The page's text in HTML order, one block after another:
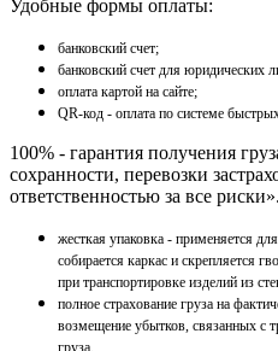
Удобные формы оплаты:
банковский счет;
банковский счет для
оплата картой на сайте;
QR-код - оплата по системе
100% - гарантия получения
сохранности, перевозки
ответственностью за все риски».
жесткая упаковка - применяется
собирается каркас и скрепляется
при транспортировке изделий из
полное страхование груза на
возмещение убытков, связанных с
груза.